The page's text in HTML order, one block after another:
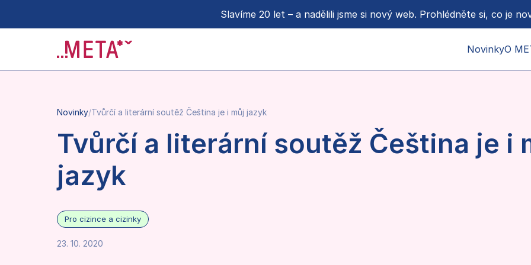
Slavíme 20 let – a nadělili jsme si nový web. Prohlédněte si, co je
NovinkyO
Pro
Novinky/Tvůrčí a literární soutěž Čeština je i můj jazyk
Tvůrčí a literární soutěž Čeština je i
jazyk
Pro cizince a cizinky
23. 10. 2020